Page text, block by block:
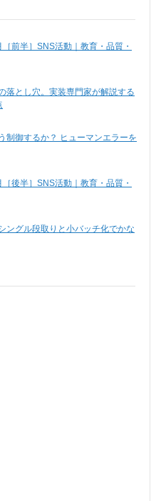
前半］SNS活動｜教育・品質・
落とし穴。実装専門家が解説する
制御するか？ ヒューマンエラーを
後半］SNS活動｜教育・品質・
ングル段取りと小バッチ化でかな